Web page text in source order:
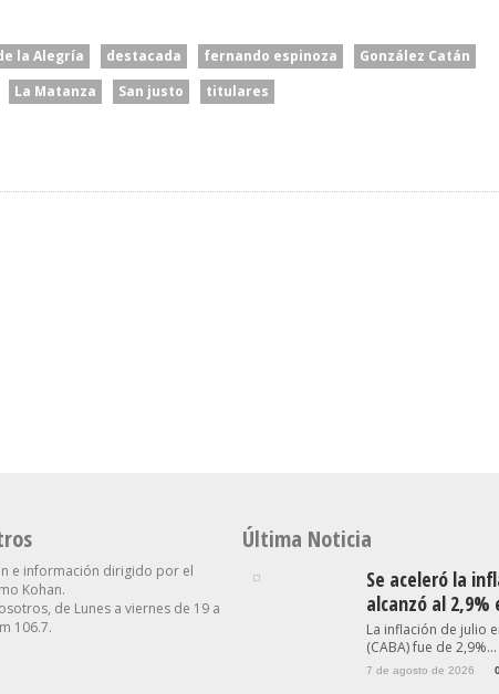
la Alegría destacada fernando espinoza
González Catán
La Matanza San justo titulares
e información dirigido por el
Kohan.
de Lunes a viernes de 19 a
106.7.
Última Noticia
Se aceleró la
alcanzó al 2,9%
La inflación de julio
(CABA) fue de 2,9%...
7 de agosto de 2026 0